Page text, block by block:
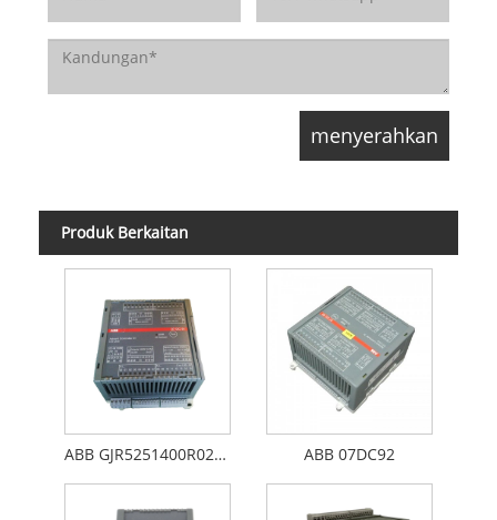
Produk Berkaitan
ABB GJR5251400R0202 07DC91 ABB 07DC92